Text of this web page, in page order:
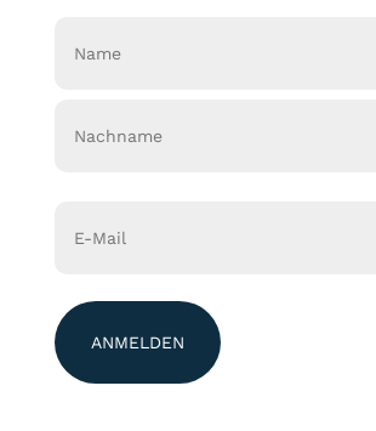
(erforderlich)
(erforderlich)